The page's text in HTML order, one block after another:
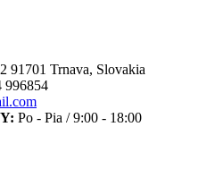
91701 Trnava, Slovakia
996854
Po - Pia / 9:00 - 18:00